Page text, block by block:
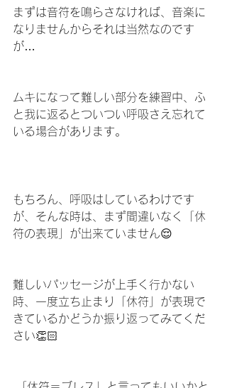
まずは音符を鳴らさなければ、音楽に
なりませんからそれは当然なのです
が…
ムキになって難しい部分を練習中、ふ
と我に返るとついつい呼吸さえ忘れて
いる場合があります。
もちろん、呼吸はしているわけです
が、そんな時は、まず間違いなく「休
符の表現」が出来ていません😌
難しいパッセージが上手く行かない
時、一度立ち止まり「休符」が表現で
きているかどうか振り返ってみてくだ
さい👏🏻